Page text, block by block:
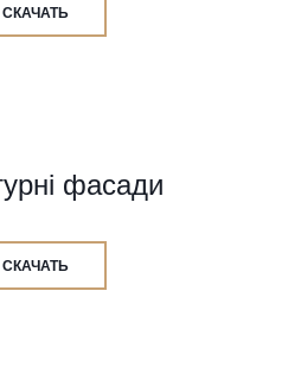
СКАЧАТЬ
фасади
СКАЧАТЬ